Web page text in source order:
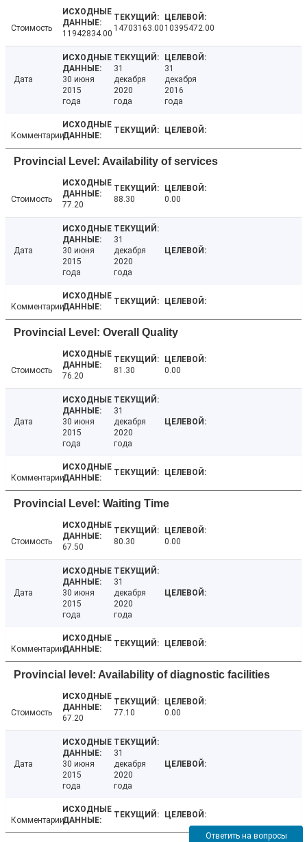
Стоимость
11942834.00
14703163.00 10395472.00
Дата
30 июня
2015
года
31
декабря
2020
года
31
декабря
2016
года
Комментарии
Provincial Level: Availability of services
Стоимость
77.20
88.30 0.00
Дата
30 июня
2015
года
31
декабря
2020
года
Комментарии
Provincial Level: Overall Quality
Стоимость
76.20
81.30 0.00
Дата
30 июня
2015
года
31
декабря
2020
года
Комментарии
Provincial Level: Waiting Time
Стоимость
67.50
80.30 0.00
Дата
30 июня
2015
года
31
декабря
2020
года
Комментарии
Provincial level: Availability of diagnostic facilities
Стоимость
67.20
77.10 0.00
Дата
30 июня
2015
года
31
декабря
2020
года
Комментарии
Ответить на вопросы